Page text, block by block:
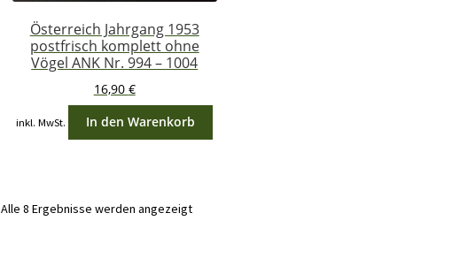
Österreich Jahrgang 1953
postfrisch komplett ohne
Vögel ANK Nr. 994 – 1004
16,90 €
inkl. MwSt. In den Warenkorb
Alle 8 Ergebnisse werden angezeigtNach